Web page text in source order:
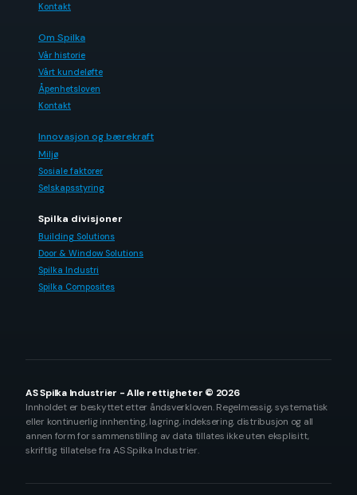
Kontakt
Om Spilka
Vår historie
Vårt kundeløfte
Åpenhetsloven
Kontakt
Innovasjon og bærekraft
Miljø
Sosiale faktorer
Selskapsstyring
Spilka divisjoner
Building Solutions
Door & Window Solutions
Spilka Industri
Spilka Composites
AS Spilka Industrier - Alle rettigheter © 2026
Innholdet er beskyttet etter åndsverkloven. Regelmessig, systematisk
eller kontinuerlig innhenting, lagring, indeksering, distribusjon og all
annen form for sammenstilling av data tillates ikke uten eksplisitt,
skriftlig tillatelse fra AS Spilka Industrier.